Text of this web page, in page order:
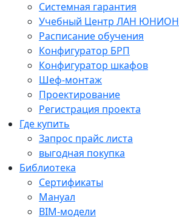
Системная гарантия
Учебный Центр ЛАН ЮНИОН
Расписание обучения
Конфигуратор БРП
Конфигуратор шкафов
Шеф-монтаж
Проектирование
Регистрация проекта
Где купить
Запрос прайс листа
выгодная покупка
Библиотека
Сертификаты
Мануал
BIM-модели